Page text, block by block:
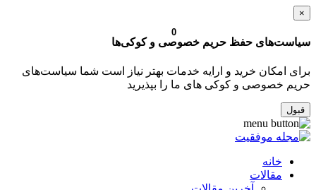
×
سیاست‌های حفظ حریم خصوصی و کوکی‌ها
برای امکان خرید و ارایه خدمات بهتر نیاز است شما سیاست‌های
حریم خصوصی و کوکی های ما را بپذیرید
قبول
خانه
مقالات
0